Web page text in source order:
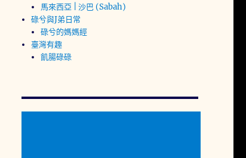
馬來西亞 | 沙巴 (Sabah)
碌兮與J弟日常
碌兮的媽媽經
臺灣有趣
飢腸碌碌